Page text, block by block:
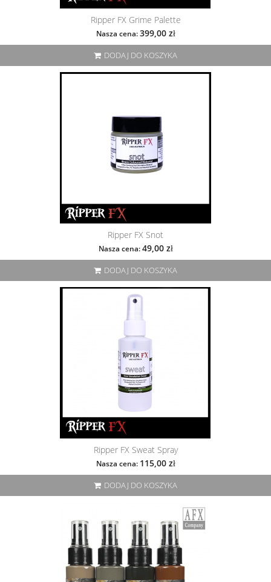
Ripper FX Grime Palette
Nasza cena: 399,00 zł
DODAJ DO KOSZYKA
Ripper FX Snot
Nasza cena: 49,00 zł
DODAJ DO KOSZYKA
Ripper FX Sweat Spray
Nasza cena: 115,00 zł
DODAJ DO KOSZYKA